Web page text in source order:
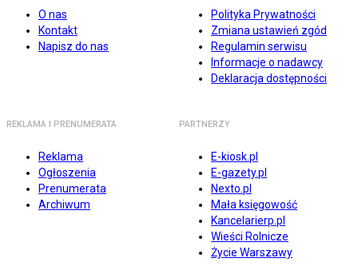
O nas
Kontakt
Napisz do nas
Polityka Prywatności
Zmiana ustawień zgód
Regulamin serwisu
Informacje o nadawcy
Deklaracja dostępności
REKLAMA I PRENUMERATA
Reklama
Ogłoszenia
Prenumerata
Archiwum
PARTNERZY
E-kiosk.pl
E-gazety.pl
Nexto.pl
Mała księgowość
Kancelarierp.pl
Wieści Rolnicze
Życie Warszawy